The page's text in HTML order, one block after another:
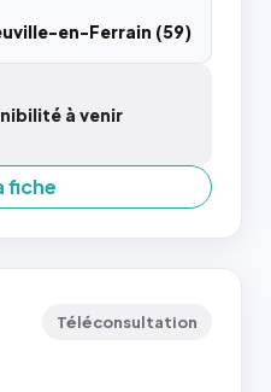
en-Ferrain (59)
à venir
fiche
Téléconsultation